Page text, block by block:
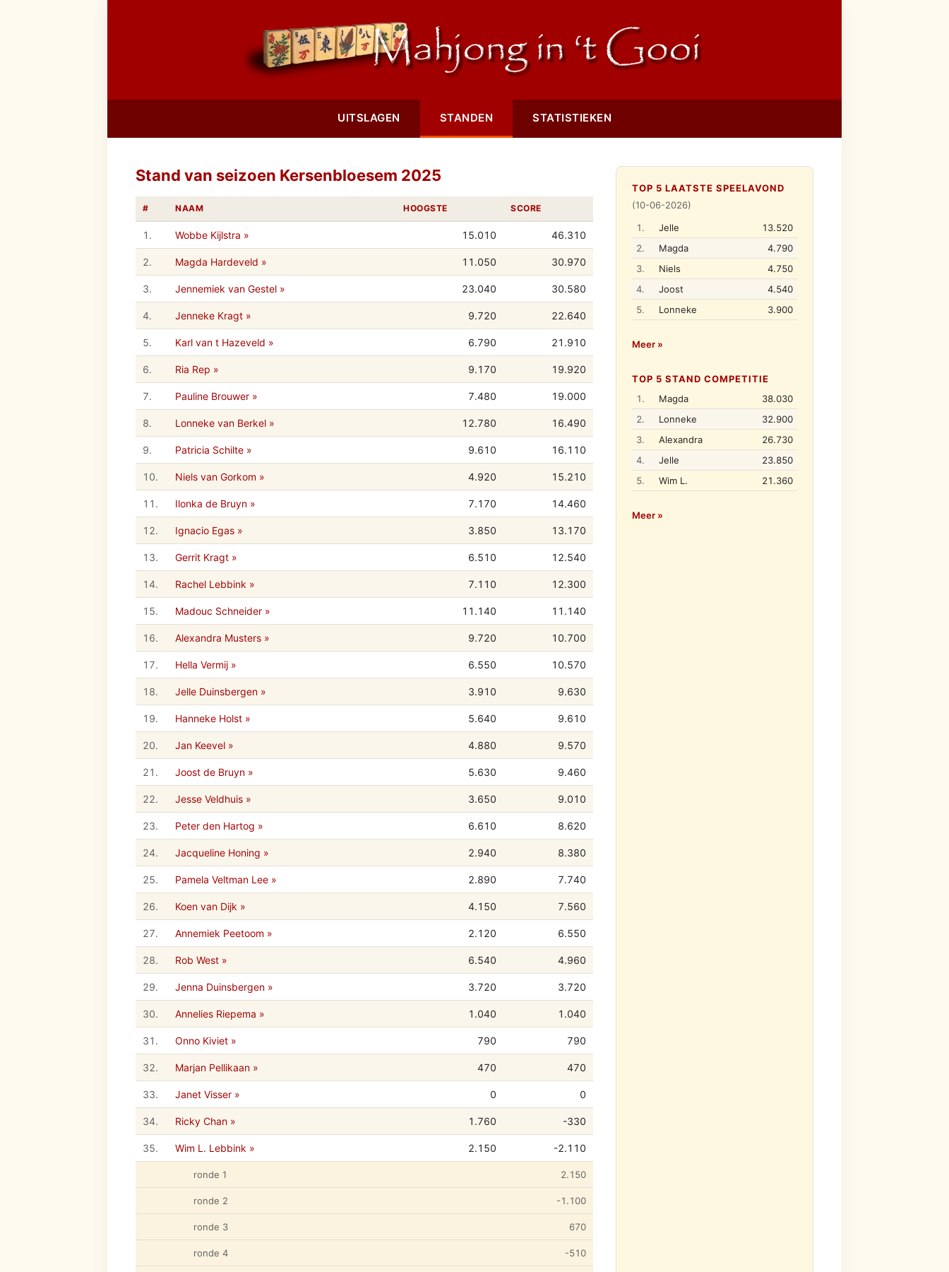
UITSLAGEN STANDEN STATISTIEKEN
Stand van seizoen Kersenbloesem 2025
# NAAM HOOGSTE SCORE
1. Wobbe Kijlstra » 15.010 46.310
2. Magda Hardeveld » 11.050 30.970
3. Jennemiek van Gestel » 23.040 30.580
4. Jenneke Kragt » 9.720 22.640
5. Karl van t Hazeveld » 6.790 21.910
6. Ria Rep » 9.170 19.920
7. Pauline Brouwer » 7.480 19.000
8. Lonneke van Berkel » 12.780 16.490
9. Patricia Schilte » 9.610 16.110
10. Niels van Gorkom » 4.920 15.210
11. Ilonka de Bruyn » 7.170 14.460
12. Ignacio Egas » 3.850 13.170
13. Gerrit Kragt » 6.510 12.540
14. Rachel Lebbink » 7.110 12.300
15. Madouc Schneider » 11.140 11.140
16. Alexandra Musters » 9.720 10.700
17. Hella Vermij » 6.550 10.570
18. Jelle Duinsbergen » 3.910 9.630
19. Hanneke Holst » 5.640 9.610
20. Jan Keevel » 4.880 9.570
21. Joost de Bruyn » 5.630 9.460
22. Jesse Veldhuis » 3.650 9.010
23. Peter den Hartog » 6.610 8.620
24. Jacqueline Honing » 2.940 8.380
25. Pamela Veltman Lee » 2.890 7.740
26. Koen van Dijk » 4.150 7.560
27. Annemiek Peetoom » 2.120 6.550
28. Rob West » 6.540 4.960
29. Jenna Duinsbergen » 3.720 3.720
30. Annelies Riepema » 1.040 1.040
31. Onno Kiviet » 790 790
32. Marjan Pellikaan » 470 470
33. Janet Visser » 0 0
34. Ricky Chan » 1.760 -330
35. Wim L. Lebbink » 2.150 -2.110
ronde 1 2.150
ronde 2 -1.100
ronde 3 670
ronde 4 -510
TOP 5 LAATSTE SPEELAVOND
(10-06-2026)
1.
Jelle
13.520
2.
Magda
4.790
3.
Niels
4.750
4.
Joost
4.540
5.
Lonneke 3.900
Meer »
TOP 5 STAND COMPETITIE
1.
Magda
38.030
2.
Lonneke
32.900
3.
Alexandra
26.730
4.
Jelle
23.850
5.
Wim L. 21.360
Meer »